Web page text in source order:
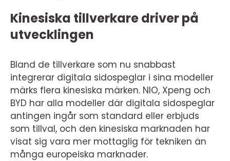
Kinesiska tillverkare driver på
utvecklingen
Bland de tillverkare som nu snabbast
integrerar digitala sidospeglar i sina modeller
märks flera kinesiska märken. NIO, Xpeng och
BYD har alla modeller där digitala sidospeglar
antingen ingår som standard eller erbjuds
som tillval, och den kinesiska marknaden har
visat sig vara mer mottaglig för tekniken än
många europeiska marknader.